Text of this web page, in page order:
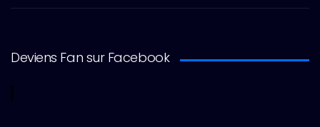
Deviens Fan sur Facebook